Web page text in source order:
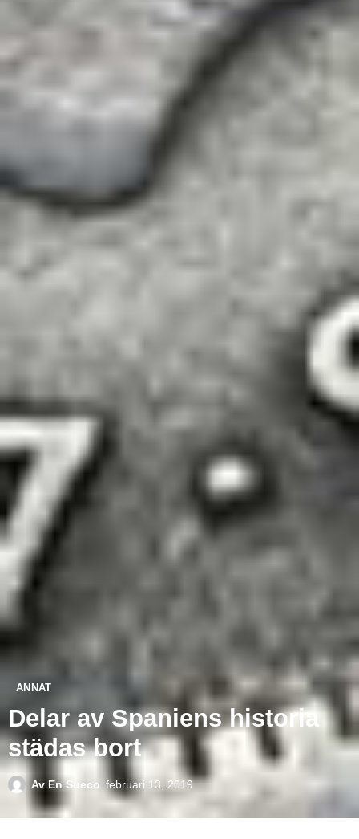
ANNAT
Delar av Spaniens historia
städas bort
Av En Sueco februari 13, 2019